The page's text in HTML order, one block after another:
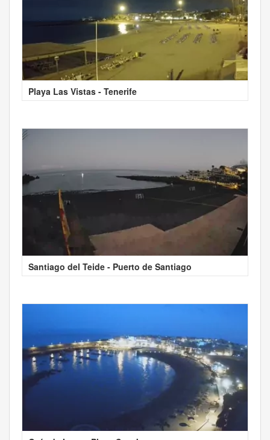
Playa Las Vistas - Tenerife
Santiago del Teide - Puerto de Santiago